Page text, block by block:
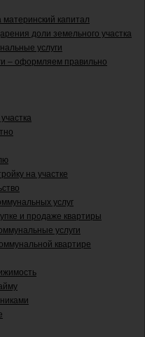
материнский капитал
доли земельного участка
услуги
– оформляем правильно
на участке
услуг
и продаже квартиры
услуги
квартире